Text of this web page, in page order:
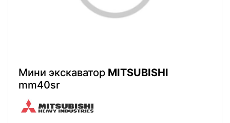
Мини экскаватор MITSUBISHI
mm40sr